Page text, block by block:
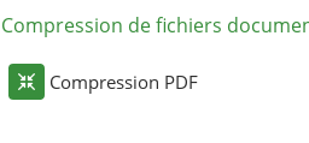
Compression de fichiers
Compression PDF